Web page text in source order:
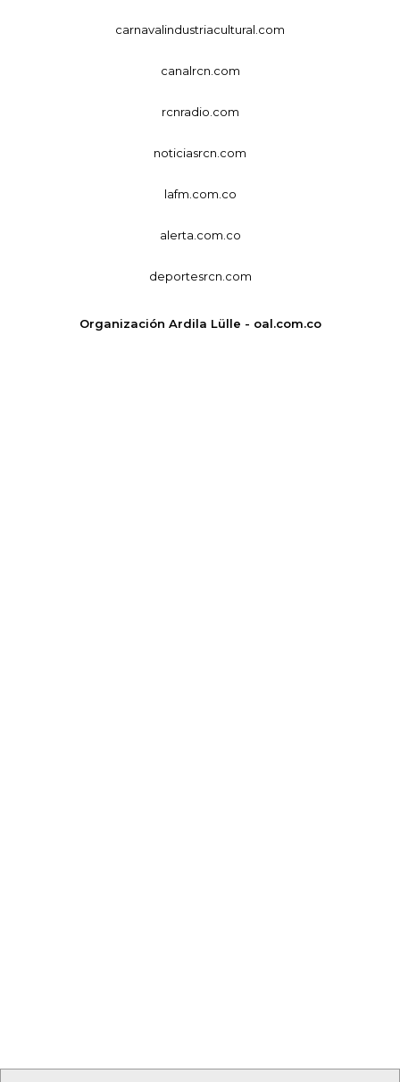
carnavalindustriacultural.com
canalrcn.com
rcnradio.com
noticiasrcn.com
lafm.com.co
alerta.com.co
deportesrcn.com
Organización Ardila Lülle - oal.com.co